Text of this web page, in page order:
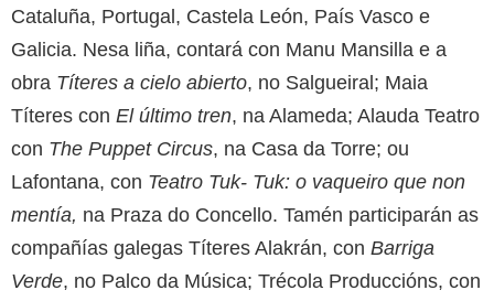
Cataluña, Portugal, Castela León, País Vasco e
Galicia. Nesa liña, contará con Manu Mansilla e a
obra Títeres a cielo abierto, no Salgueiral; Maia
Títeres con El último tren, na Alameda; Alauda Teatro
con The Puppet Circus, na Casa da Torre; ou
Lafontana, con Teatro Tuk- Tuk: o vaqueiro que non
mentía, na Praza do Concello. Tamén participarán as
compañías galegas Títeres Alakrán, con Barriga
Verde, no Palco da Música; Trécola Produccións, con